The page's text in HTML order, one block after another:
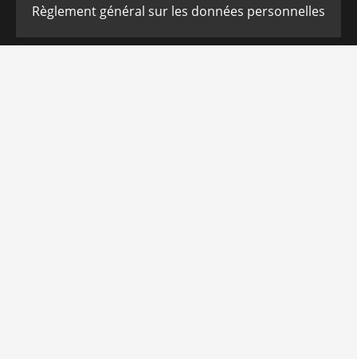
Règlement général sur les données personnelles